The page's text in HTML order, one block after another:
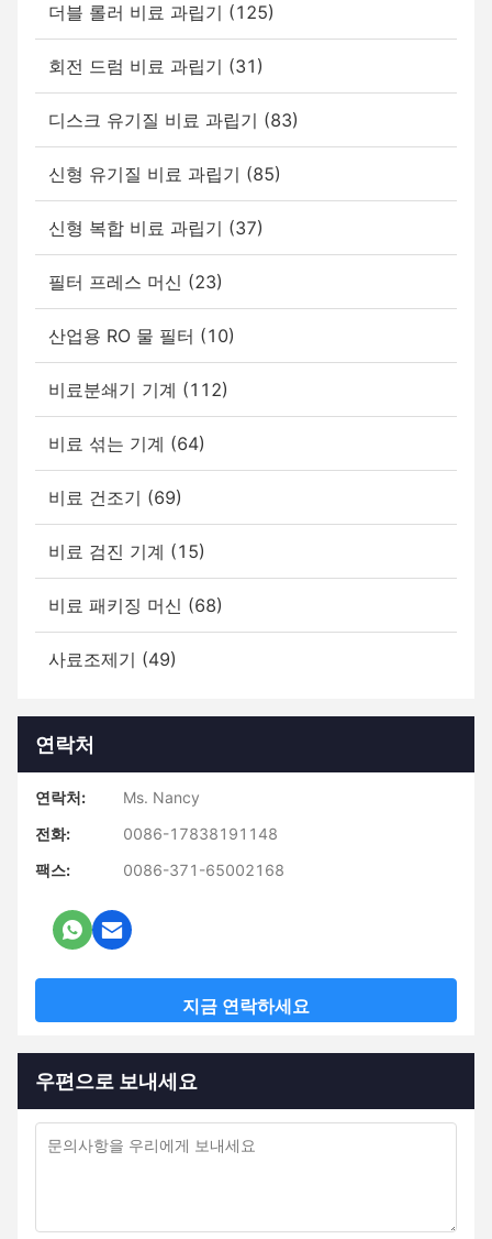
더블 롤러 비료 과립기 (125)
회전 드럼 비료 과립기 (31)
디스크 유기질 비료 과립기 (83)
신형 유기질 비료 과립기 (85)
신형 복합 비료 과립기 (37)
필터 프레스 머신 (23)
산업용 RO 물 필터 (10)
비료분쇄기 기계 (112)
비료 섞는 기계 (64)
비료 건조기 (69)
비료 검진 기계 (15)
비료 패키징 머신 (68)
사료조제기 (49)
연락처
연락처:
Ms. Nancy
전화:
0086-17838191148
팩스:
0086-371-65002168
지금 연락하세요
우편으로 보내세요